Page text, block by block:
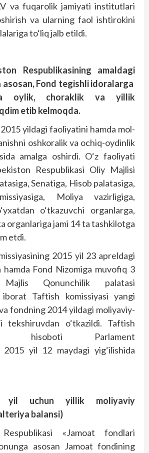
va fuqarolik jamiyati institutlari
va ularning faol ishtirokini
to‘liq jalb etildi.
Respublikasining amaldagi
Fond tegishli idoralarga
oylik, choraklik va yillik
etib kelmoqda.
2015 yildagi faoliyatini hamda mol-
oshkoralik va ochiq-oydinlik
amalga oshirdi. O‘z faoliyati
Respublikasi Oliy Majlisi
Senatiga, Hisob palatasiga,
Moliya vazirligiga,
o‘tkazuvchi organlarga,
organlariga jami 14 ta tashkilotga
etdi.
2015 yil 23 apreldagi
hamda Fond Nizomiga muvofiq 3
Qonunchilik palatasi
Taftish komissiyasi yangi
fondning 2014 yildagi moliyaviy-
tekshiruvdan o‘tkazildi. Taftish
hisoboti Parlament
2015 yil 12 maydagi yig‘ilishida
yil uchun yillik moliyaviy
balansi)
Respublikasi «Jamoat fondlari
asosan Jamoat fondining